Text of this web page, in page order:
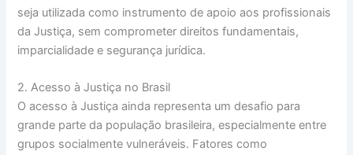
seja utilizada como instrumento de apoio aos profissionais
da Justiça, sem comprometer direitos fundamentais,
imparcialidade e segurança jurídica.
2. Acesso à Justiça no Brasil
O acesso à Justiça ainda representa um desafio para
grande parte da população brasileira, especialmente entre
grupos socialmente vulneráveis. Fatores como